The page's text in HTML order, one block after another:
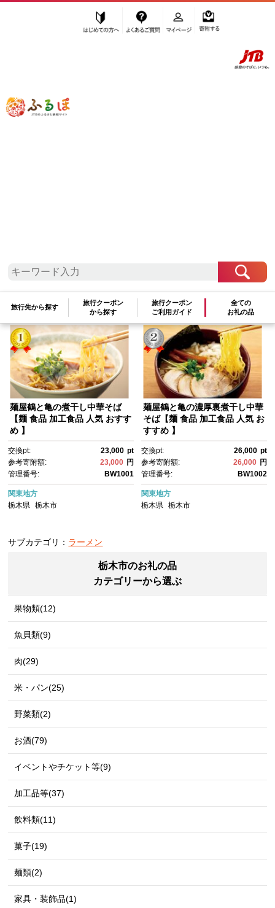
ふるぽ JTBのふるさと納税サイト
旅行先から探す
旅行クーポン
から探す
旅行クーポン
ご利用ガイド
全ての
お礼の品
「ふるさと納税」TOP
検索結果一覧
参考寄附額順|新着順 |人気ランキング順
麺屋鶴と亀の煮干し中華そば
【麺 食品 加工食品 人気 おすす
め 】
交換pt: 23,000 pt
参考寄附額:
23,000 円
管理番号:
BW1001
関東地方
栃木県
栃木市
麺屋鶴と亀の濃厚裏煮干し中華
そば【麺 食品 加工食品 人気 お
すすめ 】
交換pt: 26,000 pt
参考寄附額:
26,000 円
管理番号:
BW1002
関東地方
栃木県 栃木市
サブカテゴリ： ラーメン
栃木市のお礼の品
カテゴリーから選ぶ
果物類(12)
魚貝類(9)
肉(29)
米・パン(25)
野菜類(2)
お酒(79)
イベントやチケット等(9)
加工品等(37)
飲料類(11)
菓子(19)
麺類(2)
家具・装飾品(1)